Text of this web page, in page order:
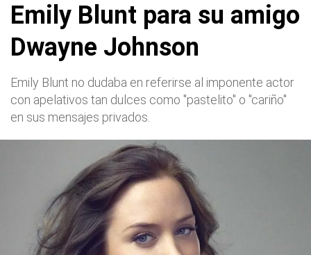
Emily Blunt para su amigo
Dwayne Johnson
Emily Blunt no dudaba en referirse al imponente actor
con apelativos tan dulces como "pastelito" o "cariño"
en sus mensajes privados.